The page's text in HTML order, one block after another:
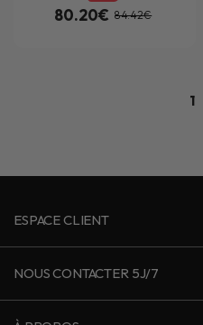
80.20€ 84.42€
1
ESPACE CLIENT
NOUS CONTACTER 5J/7